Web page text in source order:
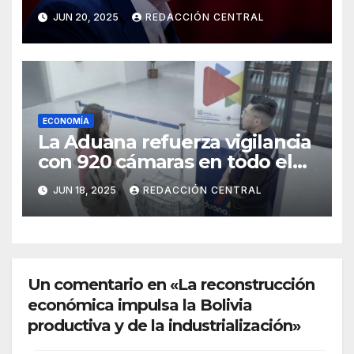
millones del BID para
emergencias
JUN 20, 2025 REDACCIÓN CENTRAL
ECONOMÍA
La Aduana refuerza vigilancia
con 920 cámaras en todo el
país
JUN 18, 2025 REDACCIÓN CENTRAL
Un comentario en «La reconstrucción
económica impulsa la Bolivia
productiva y de la industrialización»